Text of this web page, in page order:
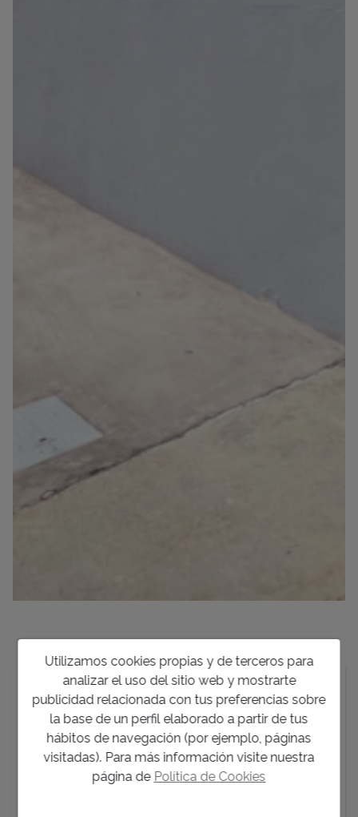
Exclusiva casa adosada en alquiler anual en una de
las urbanizaciones más prestigiosas de Pedreguer,
Alicante. Monte Solana destaca por su tranquilidad,
sus impresionantes vistas y su cercanía a servicios
esenciales. - 3 dormitorios. - 2 baños. - Salón
comedor de concepto abierto con cocina estilo
Utilizamos cookies propias y de terceros para
analizar el uso del sitio web y mostrarte
publicidad relacionada con tus preferencias sobre
la base de un perfil elaborado a partir de tus
hábitos de navegación (por ejemplo, páginas
visitadas). Para más información visite nuestra
página de Política de Cookies